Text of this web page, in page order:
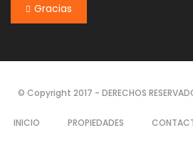
Gracias
© Copyright 2017 - DERECHOS
INICIO PROPIEDADES